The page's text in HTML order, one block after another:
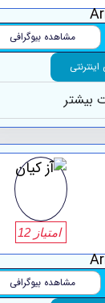
مشاهده بیوگرافی
بیشتر
امتیاز 12
مشاهده بیوگرافی